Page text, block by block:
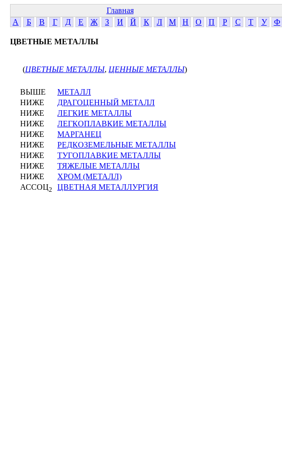
Главная
А
Б В Г Д Е Ж З И Й К Л М Н О П Р С Т У Ф
ЦВЕТНЫЕ МЕТАЛЛЫ
(ЦВЕТНЫЕ МЕТАЛЛЫ, ЦЕННЫЕ МЕТАЛЛЫ)
ВЫШЕ
МЕТАЛЛ
НИЖЕ
ДРАГОЦЕННЫЙ МЕТАЛЛ
НИЖЕ
ЛЕГКИЕ МЕТАЛЛЫ
НИЖЕ
ЛЕГКОПЛАВКИЕ МЕТАЛЛЫ
НИЖЕ
МАРГАНЕЦ
НИЖЕ
РЕДКОЗЕМЕЛЬНЫЕ МЕТАЛЛЫ
НИЖЕ
ТУГОПЛАВКИЕ МЕТАЛЛЫ
НИЖЕ
ТЯЖЕЛЫЕ МЕТАЛЛЫ
НИЖЕ
ХРОМ (МЕТАЛЛ)
АССОЦ2 ЦВЕТНАЯ МЕТАЛЛУРГИЯ